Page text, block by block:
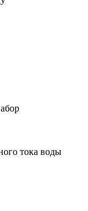
тока воды